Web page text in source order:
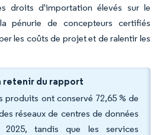
droits d'importation élevés sur le
pénurie de concepteurs certifiés
les coûts de projet et de ralentir les
retenir du rapport
produits ont conservé 72,65 % de
réseaux de centres de données
2025, tandis que les services